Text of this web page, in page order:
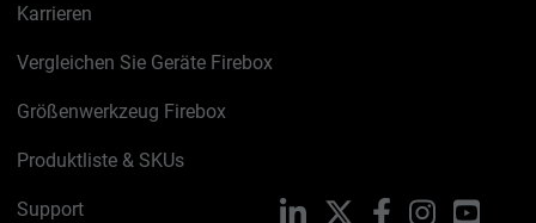
Karrieren
Vergleichen Sie Geräte Firebox
Größenwerkzeug Firebox
Produktliste & SKUs
Support LinkedIn FacebookInstagram